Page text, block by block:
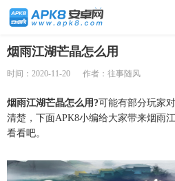
烟雨江湖芒晶怎么用
时间：2020-11-20 作者：往事随风
烟雨江湖芒晶怎么用?可能有部分玩家
清楚，下面APK8小编给大家带来烟雨
看看吧。